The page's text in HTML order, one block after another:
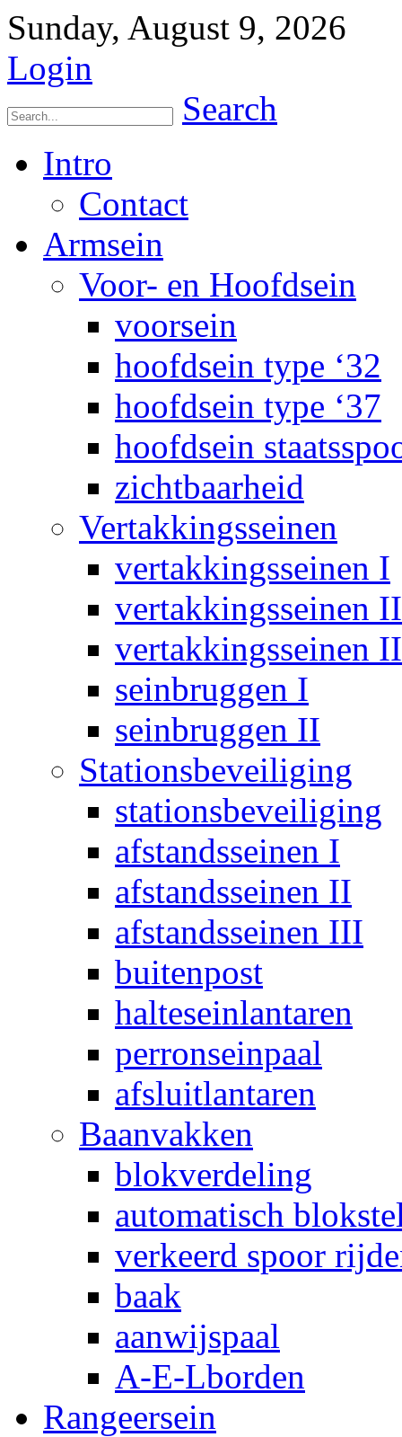
Sunday, August 9, 2026
Login
Search
Intro
Contact
Armsein
Voor- en Hoofdsein
voorsein
hoofdsein type ‘32
hoofdsein type ‘37
hoofdsein
zichtbaarheid
Vertakkingsseinen
vertakkingsseinen I
vertakkingsseinen II
vertakkingsseinen
seinbruggen I
seinbruggen II
Stationsbeveiliging
stationsbeveiliging
afstandsseinen I
afstandsseinen II
afstandsseinen III
buitenpost
halteseinlantaren
perronseinpaal
afsluitlantaren
Baanvakken
blokverdeling
automatisch
verkeerd spoor
baak
aanwijspaal
A-E-Lborden
Rangeersein